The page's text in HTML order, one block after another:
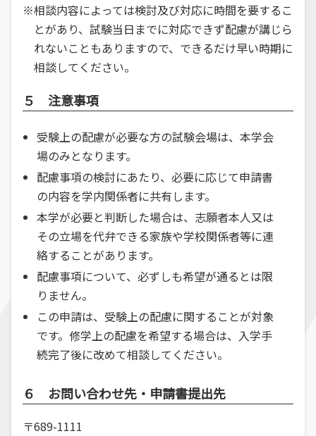
※相談内容によっては検討及び対応に時間を要するこ
とがあり、試験当日までに対応できず配慮が講じら
れないこともありますので、できるだけ早い時期に
相談してください。
５ 注意事項
受験上の配慮が必要な方の試験会場は、本学会
場のみとなります。
配慮事項の検討にあたり、必要に応じて申請書
の内容を学内関係者に共有します。
本学が必要と判断した場合は、志願者本人又は
その立場を代弁できる家族や学校関係者等に連
絡することがあります。
配慮事項について、必ずしも希望が通るとは限
りません。
この申請は、受験上の配慮に関することが対象
です。修学上の配慮を希望する場合は、入学手
続完了後に改めて相談してください。
６ お問い合わせ先・申請書提出先
〒689-1111